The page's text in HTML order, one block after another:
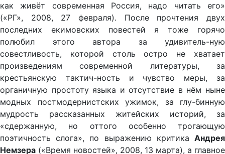
как живёт современная Россия, надо читать его»
(«РГ», 2008, 27 февраля). После прочтения двух
последних екимовских повестей я тоже горячо
полюбил этого автора за удивитель-ную
совестливость, которой столь остро не хватает
произведениям современной литературы, за
крестьянскую тактич-ность и чувство меры, за
органичную простоту языка и отсутствие в нём ныне
модных постмодернистских ужимок, за глу-бинную
мудрость рассказанных житейских историй, за
«сдержанную, но оттого особенно трогающую
поэтичность слога», по выражению критика Андрея
Немзера («Время новостей», 2008, 13 марта), а главное